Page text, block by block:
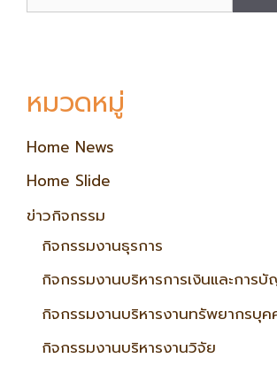
หมวดหมู่
Home News
Home Slide
ข่าวกิจกรรม
กิจกรรมงานธุรการ
กิจกรรมงานบริหารการเงินและการ
กิจกรรมงานบริหารงานทรัพยากรบุค
กิจกรรมงานบริหารงานวิจัย